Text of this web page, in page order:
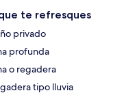
te refresques
privado
profunda
o regadera
tipo lluvia